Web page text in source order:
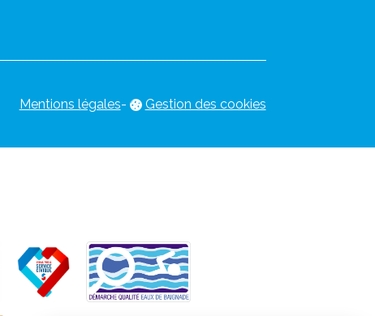
Mentions légales- Gestion des cookies